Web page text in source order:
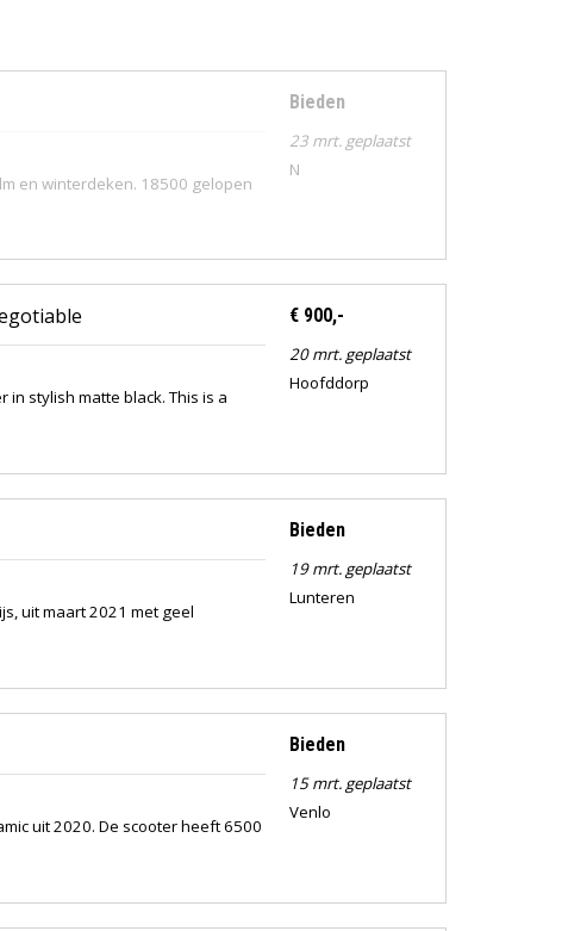
en winterdeken. 18500 gelopen
Bieden
23 mrt. geplaatst
N
in stylish matte black. This is a
€ 900,-
20 mrt. geplaatst
Hoofddorp
uit maart 2021 met geel
Bieden
19 mrt. geplaatst
Lunteren
uit 2020. De scooter heeft 6500
Bieden
15 mrt. geplaatst
Venlo